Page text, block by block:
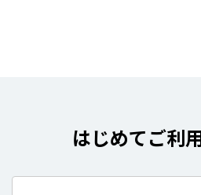
はじめてご利